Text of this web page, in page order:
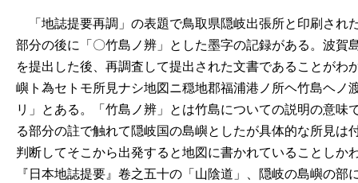
「地誌提要再調」の表題で鳥取県隠岐出張所と印刷され
部分の後に「〇竹島ノ辨」とした墨字の記録がある。波
を提出した後、再調査して提出された文書であることが
嶼ト為セトモ所見ナシ地図ニ穏地郡福浦港ノ所ヘ竹島ヘ
リ」とある。「竹島ノ辨」とは竹島についての説明の意
る部分の註で触れて隠岐国の島嶼としたが具体的な所見
判断してそこから出発すると地図に書かれていることし
『日本地誌提要』卷之五十の「山陰道」、隠岐の島嶼の